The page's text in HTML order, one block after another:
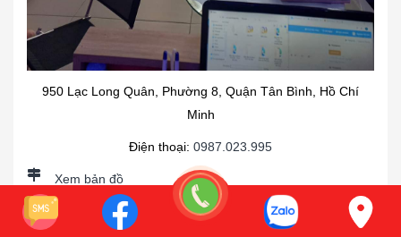
950 Lạc Long Quân, Phường 8, Quận Tân Bình, Hồ Chí
Minh
Điện thoại: 0987.023.995
Xem bản đồ
Có chỗ để xe oto